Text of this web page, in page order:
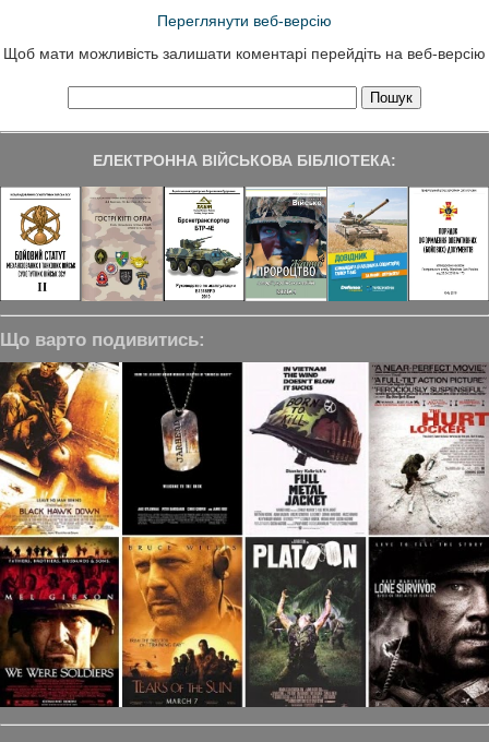
Переглянути веб-версію
Щоб мати можливість залишати коментарі перейдіть на веб-версію
ЕЛЕКТРОННА ВІЙСЬКОВА БІБЛІОТЕКА:
Що варто подивитись: